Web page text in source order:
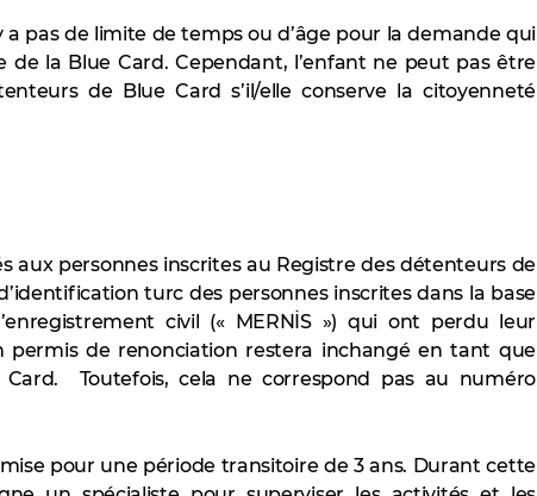
a pas de limite de temps ou d’âge pour la demande qui
la Blue Card. Cependant, l’enfant ne peut pas être
de Blue Card s’il/elle conserve la citoyenneté
aux personnes inscrites au Registre des détenteurs de
turc des personnes inscrites dans la base
civil (« MERNİS ») qui ont perdu leur
de renonciation restera inchangé en tant que
Toutefois, cela ne correspond pas au numéro
pour une période transitoire de 3 ans. Durant cette